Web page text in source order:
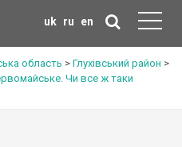
uk ru en
область > Глухівський район >
Чи все ж таки